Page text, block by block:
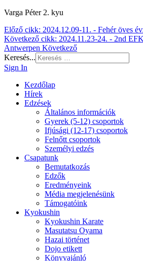
Varga Péter 2. kyu
Előző cikk: 2024.12.09-11. - Fehér öves
Következő cikk: 2024.11.23-24. - 2nd
Antwerpen Következő
Keresés...
Sign In
Kezdőlap
Hírek
Edzések
Általános információk
Gyerek (5-12) csoportok
Ifjúsági (12-17) csoportok
Felnőtt csoportok
Személyi edzés
Csapatunk
Bemutatkozás
Edzők
Eredményeink
Média megjelenésünk
Támogatóink
Kyokushin
Kyokushin Karate
Masutatsu Oyama
Hazai történet
Dojo etikett
Könyvajánló